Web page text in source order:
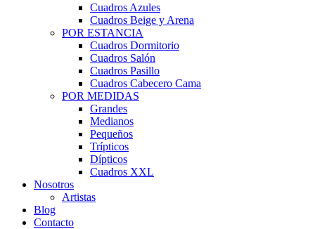
Cuadros Azules
Cuadros Beige y Arena
POR ESTANCIA
Cuadros Dormitorio
Cuadros Salón
Cuadros Pasillo
Cuadros Cabecero Cama
POR MEDIDAS
Grandes
Medianos
Pequeños
Trípticos
Dípticos
Cuadros XXL
Nosotros
Artistas
Blog
Contacto